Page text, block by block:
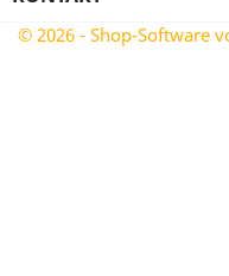
© 2026 - Shop-Software